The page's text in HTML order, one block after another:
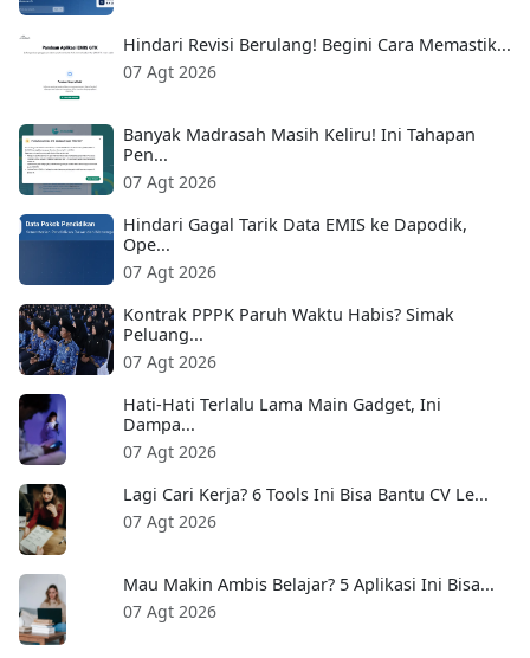
Hindari Revisi Berulang! Begini Cara Memastik...
07 Agt 2026
Banyak Madrasah Masih Keliru! Ini Tahapan
Pen...
07 Agt 2026
Hindari Gagal Tarik Data EMIS ke Dapodik,
Ope...
07 Agt 2026
Kontrak PPPK Paruh Waktu Habis? Simak
Peluang...
07 Agt 2026
Hati-Hati Terlalu Lama Main Gadget, Ini
Dampa...
07 Agt 2026
Lagi Cari Kerja? 6 Tools Ini Bisa Bantu CV Le...
07 Agt 2026
Mau Makin Ambis Belajar? 5 Aplikasi Ini Bisa...
07 Agt 2026